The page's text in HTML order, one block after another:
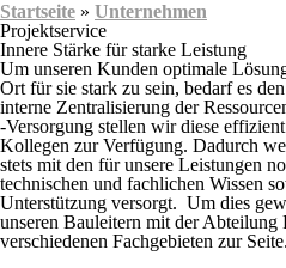
Leistungen
Referenzen
Karriere
Sie sind hier
Startseite » Unternehmen
Projektservice
Innere Stärke für starke Leistung
Um unseren Kunden optimale
Ort für sie stark zu sein, bedarf es
interne Zentralisierung der
-Versorgung stellen wir diese
Kollegen zur Verfügung. Dadurch
stets mit den für unsere Leistungen
technischen und fachlichen Wissen
Unterstützung versorgt. Um dies
unseren Bauleitern mit der Abteilung
verschiedenen Fachgebieten zur Seite.